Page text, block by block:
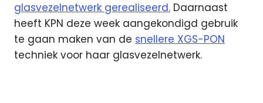
glasvezelnetwerk gerealiseerd. Daarnaast
heeft KPN deze week aangekondigd gebruik
te gaan maken van de snellere XGS-PON
techniek voor haar glasvezelnetwerk.